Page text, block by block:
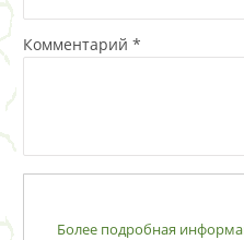
Комментарий *
Более подробная